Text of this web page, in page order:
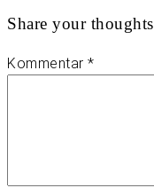
Share your thoughts
Kommentar *